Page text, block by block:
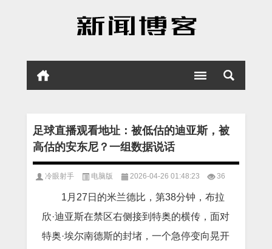
足球直播观看地址：被低估的迪亚斯，被
高估的安东尼？一组数据说话
冷眼射手 电脑版 2026-04-26 01:48:23 36
1月27日的米兰德比，第38分钟，布拉
欣·迪亚斯在禁区右侧接到特奥的横传，面对
特奥·埃尔南德斯的封堵，一个急停变向晃开